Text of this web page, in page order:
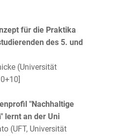
für die Praktika
des 5. und
(Universität
"Nachhaltige
lernt an der Uni
(UFT, Universität